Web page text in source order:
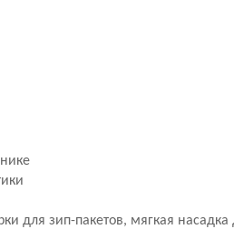
для зип-пакетов, мягкая